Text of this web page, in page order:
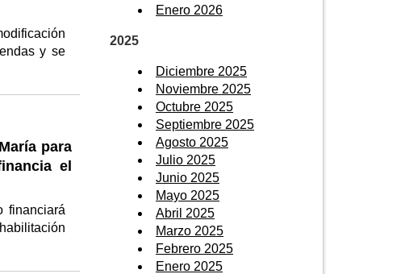
y se
para
el
financiará
Enero 2026
2025
Diciembre 2025
Noviembre 2025
Octubre 2025
Septiembre 2025
Agosto 2025
Julio 2025
Junio 2025
Mayo 2025
Abril 2025
Marzo 2025
Febrero 2025
Enero 2025